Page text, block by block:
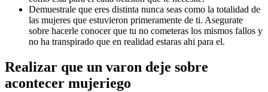
Demuestrale que eres distinta nunca seas como la totalidad de
las mujeres que estuvieron primeramente de ti. Asegurate
sobre hacerle conocer que tu no cometeras los mismos fallos y
no ha transpirado que en realidad estaras ahi para el.
Realizar que un varon deje sobre
acontecer mujeriego